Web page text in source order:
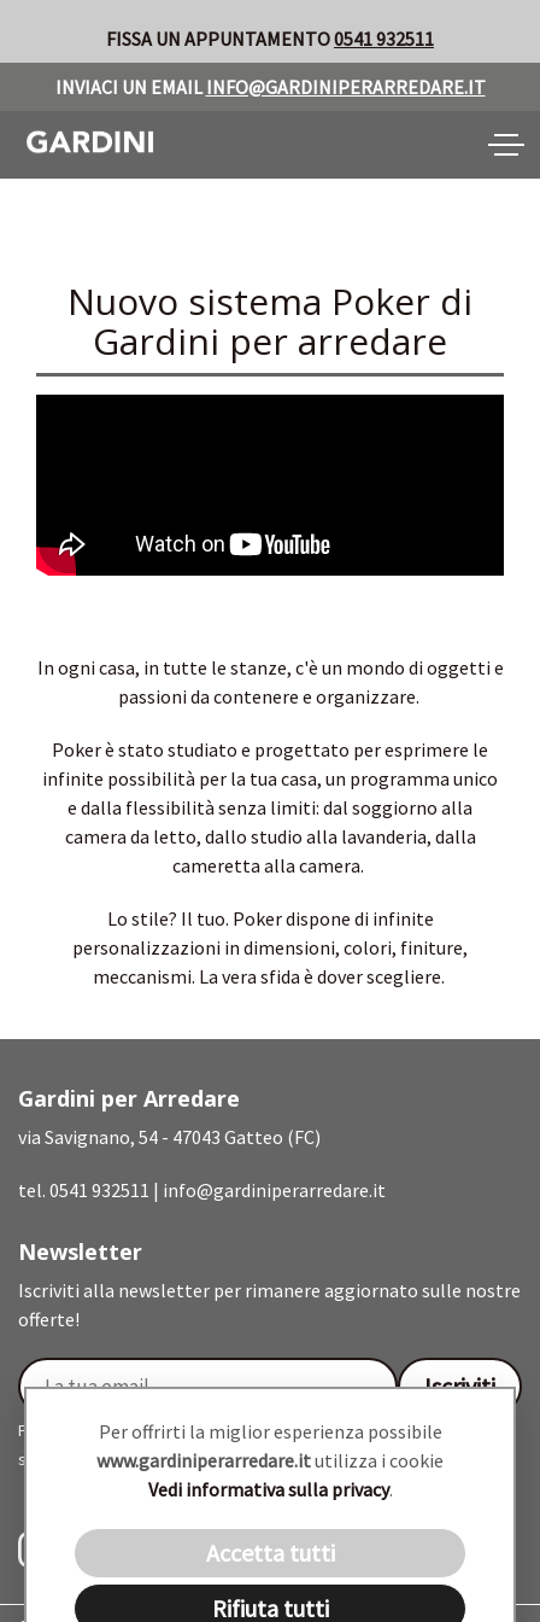
Per offrirti la miglior esperienza possibile
www.gardiniperarredare.itutilizza i cookie
Vedi informativa sulla privacy.
Accetta tutti
Rifiuta tutti
FISSA UN APPUNTAMENTO0541 932511
INVIACI UN EMAILINFO@GARDINIPERARREDARE.IT
Toggle
Nuovo sistema Poker di
Gardini per arredare
In ogni casa, in tutte le stanze, c'è un mondo di oggetti e
passioni da contenere e organizzare.
Poker è stato studiato e progettato per esprimere le
infinite possibilità per la tua casa, un programma unico
e dalla flessibilità senza limiti: dal soggiorno alla
camera da letto, dallo studio alla lavanderia, dalla
cameretta alla camera.
Lo stile? Il tuo. Poker dispone di infinite
personalizzazioni in dimensioni, colori, finiture,
meccanismi. La vera sfida è dover scegliere.
Gardini per Arredare
via Savignano, 54 - 47043 Gatteo (FC)
tel. 0541 932511 | info@gardiniperarredare.it
Newsletter
Iscriviti alla newsletter per rimanere aggiornato sulle nostre
offerte!
Proseguendo accetti di ricevere la nostra newsletter (informativa
sulla privacy).